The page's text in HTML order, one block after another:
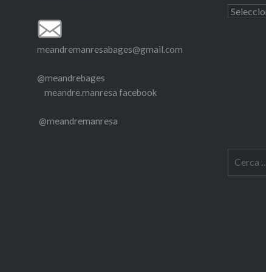
meandremanresabages@gmail.com
@meandrebages
meandre.manresa facebook
@meandremanresa
Entrades